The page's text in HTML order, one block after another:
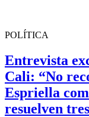
POLÍTICA
Entrevista
Cali: “No
Espriella
resuelven